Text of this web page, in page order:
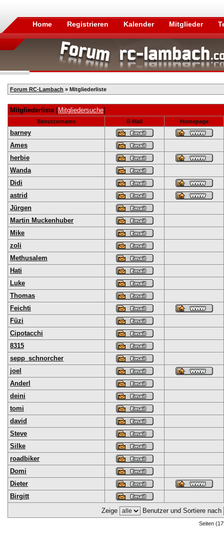
Home Registrieren Kalender Mitglieder
Forum RC-Lambach » Mitgliederliste
Mitgliederliste [Mitgliedersuche]
Benutzername E-Mail Homepage
barney
Ames
herbie
Wanda
Didi
astrid
Jürgen
Martin Muckenhuber
Mike
zoli
Methusalem
Hati
Luke
Thomas
Feichti
Füzi
Cipotacchi
8315
sepp_schnorcher
joel
Anderl
deini
tomi
david
Steve
Silke
roadbiker
Domi
Dieter
Birgitt
Zeige
Benutzer und Sortiere nach
Seiten